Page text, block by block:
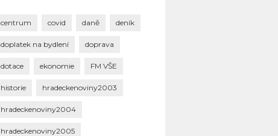
centrum covid daně deník
doplatek na bydlení doprava
dotace ekonomie FM VŠE
historie hradeckenoviny2003
hradeckenoviny2004
hradeckenoviny2005